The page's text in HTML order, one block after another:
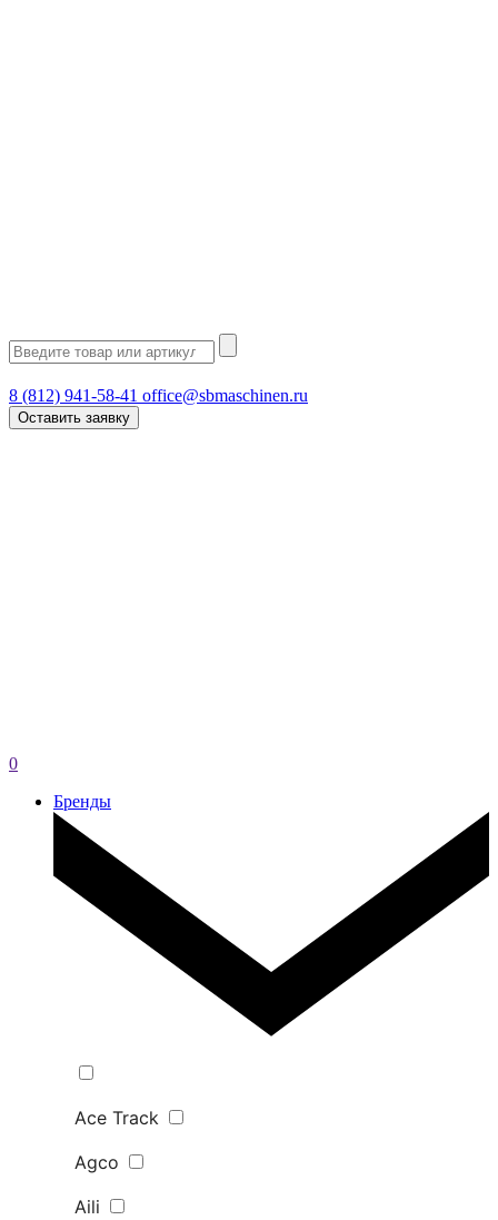
8 (812) 941-58-41 office@sbmaschinen.ru
Оставить заявку
0
Бренды
Ace Track
Agco
Aili